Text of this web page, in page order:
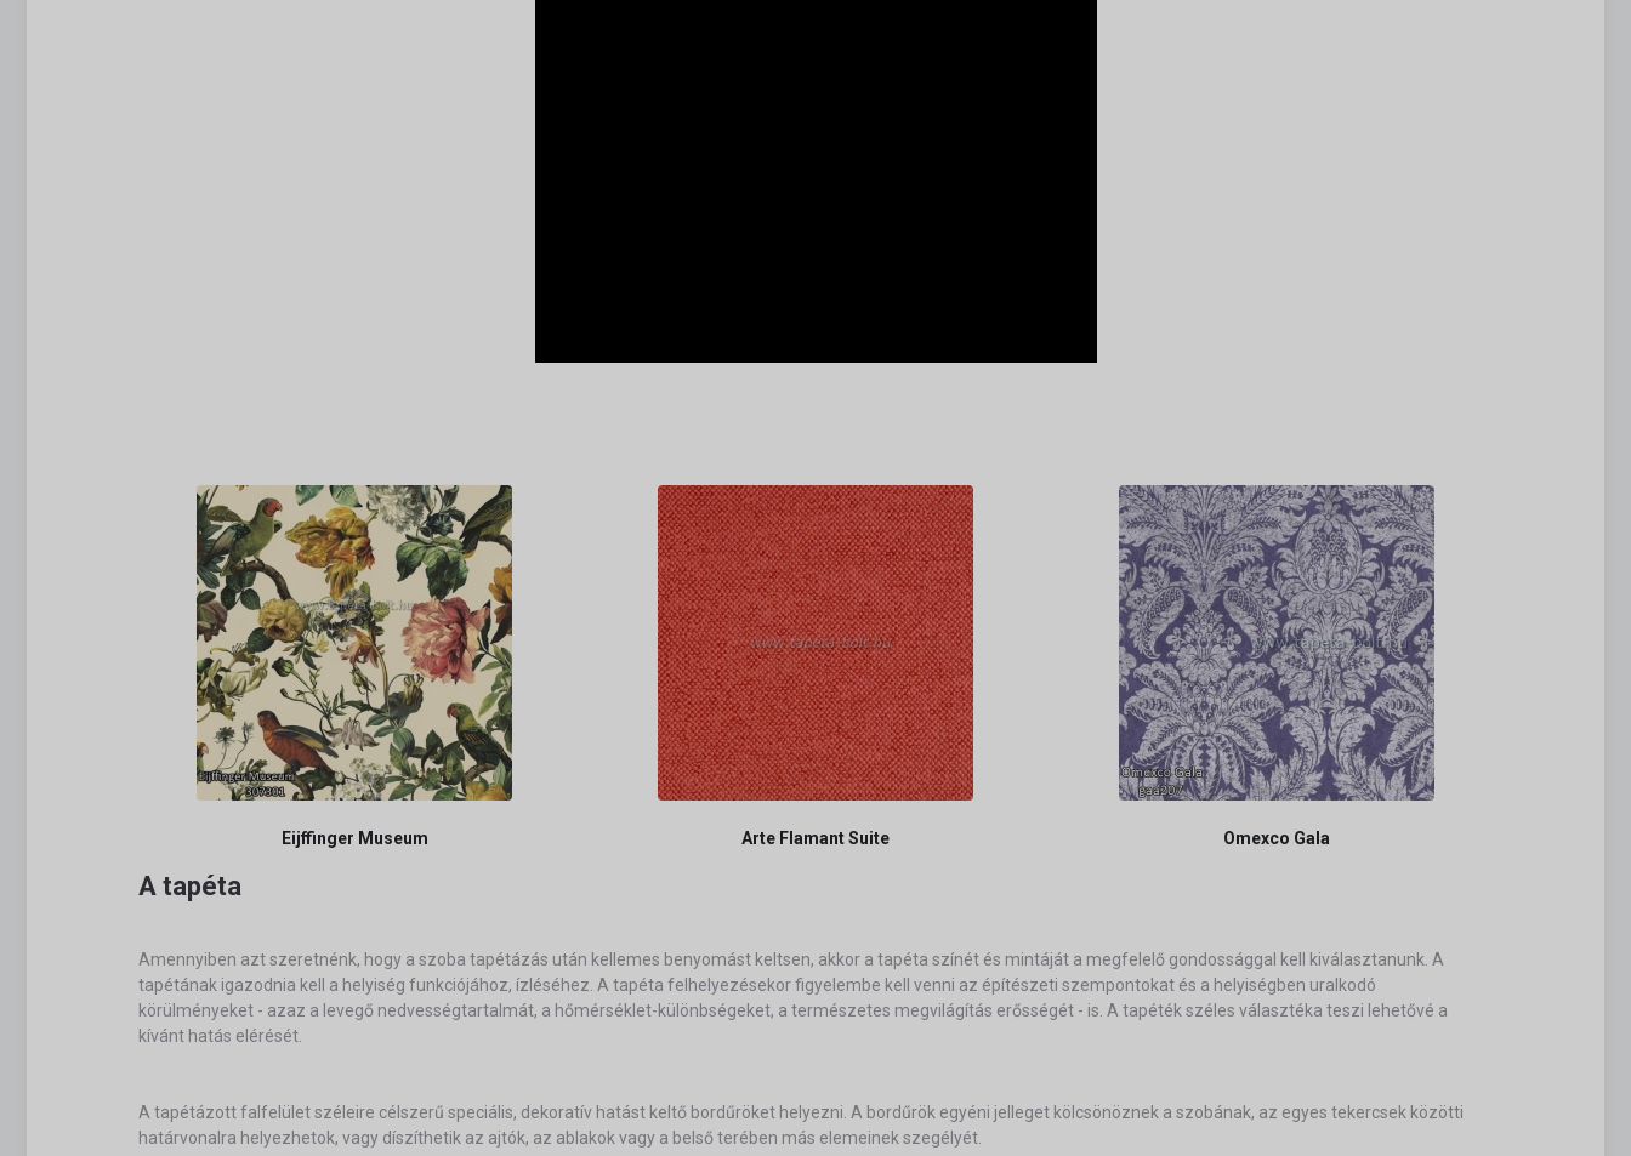
Eijffinger Museum Arte Flamant Suite Omexco Gala
A tapéta
Amennyiben azt szeretnénk, hogy a szoba tapétázás után kellemes benyomást keltsen, akkor a tapéta színét és mintáját a megfelelő gondossággal kell kiválasztanunk. A
tapétának igazodnia kell a helyiség funkciójához, ízléséhez. A tapéta felhelyezésekor figyelembe kell venni az építészeti szempontokat és a helyiségben uralkodó
körülményeket - azaz a levegő nedvességtartalmát, a hőmérséklet-különbségeket, a természetes megvilágítás erősségét - is. A tapéték széles választéka teszi lehetővé a
kívánt hatás elérését.
A tapétázott falfelület széleire célszerű speciális, dekoratív hatást keltő bordűröket helyezni. A bordűrök egyéni jelleget kölcsönöznek a szobának, az egyes tekercsek közötti
határvonalra helyezhetok, vagy díszíthetik az ajtók, az ablakok vagy a belső terében más elemeinek szegélyét.